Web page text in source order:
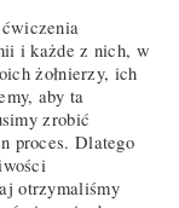
i każde z nich, w
żołnierzy, ich
aby ta
zrobić
proces. Dlatego
otrzymaliśmy